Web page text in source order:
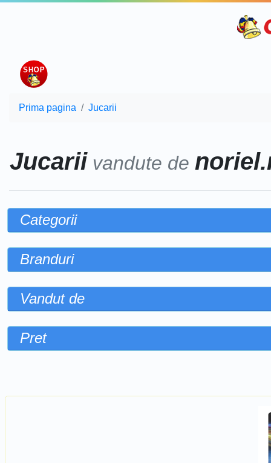
Prima pagina Jucarii
Jucariivandute de
Categorii
Branduri
Vandut de
Pret